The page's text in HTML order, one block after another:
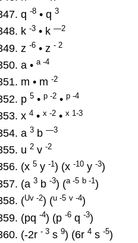
q-8 • q3
k-3 • k—2
z-6 • z- 2
a •a -4
m • m-2
p5 •p -2 •p -4
x4 •x -2 •x 1-3
a3 b—3
u2 v-2
(x5 y-1) (x-10 y-3)
(a3 b-3) (a -5 b -1)
(Uv -2) (u -5 v -4)
(pq-4) (p-6 q-3)
(-2r- 3 s9) (6r4 s-5)